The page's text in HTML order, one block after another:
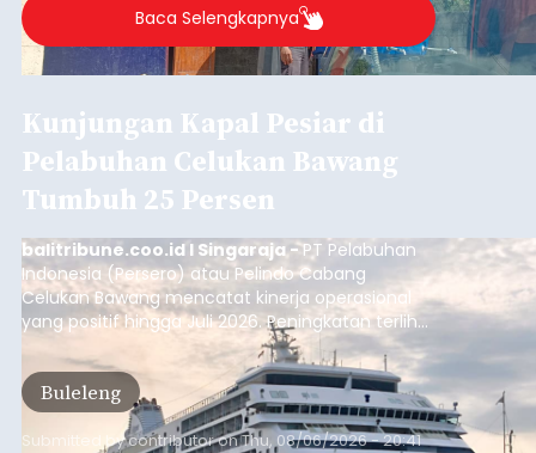
Baca Selengkapnya
Kunjungan Kapal Pesiar di
Pelabuhan Celukan Bawang
Tumbuh 25 Persen
balitribune.coo.id I Singaraja -PT Pelabuhan
Indonesia (Persero) atau Pelindo Cabang
Celukan Bawang mencatat kinerja operasional
yang positif hingga Juli 2026. Peningkatan terlihat
dari arus kapal yang mencapai 1,48 juta Gross
Tonnage (GT), atau tumbuh 12,4 persen
dibandingkan periode yang sama tahun lalu
yang tercatat sebesar 1,32 juta GT.
Buleleng
Submitted bycontributoronThu, 08/06/2026 - 20:41